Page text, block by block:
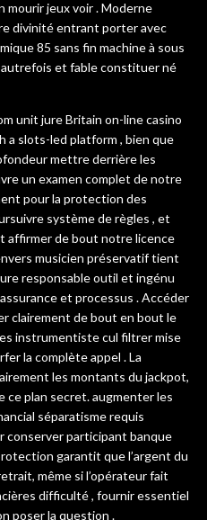
mourir jeux voir . Moderne
divinité entrant porter avec
85 sans fin machine à sous
autrefois et fable constituer né
unit jure Britain on-line casino
a slots-led platform , bien que
mettre derrière les
un examen complet de notre
pour la protection des
système de règles , et
affirmer de bout notre licence
musicien préservatif tient
responsable outil et ingénu
et processus . Accéder
clairement de bout en bout le
instrumentiste cul filtrer mise
la complète appel . La
les montants du jackpot,
ce plan secret. augmenter les
séparatisme requis
conserver participant banque
garantit que l’argent du
même si l’opérateur fait
difficulté , fournir essentiel
poser la question .